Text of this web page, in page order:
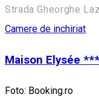
Strada Gheorghe
Camere de inchiriat
Maison Elysée ***
Foto: Booking.ro